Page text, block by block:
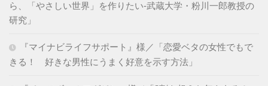
ら、「やさしい世界」を作りたい-武蔵大学・粉川一郎教授の
研究」
『マイナビライフサポート』様／「恋愛ベタの女性でもで
きる！ 好きな男性にうまく好意を示す方法」